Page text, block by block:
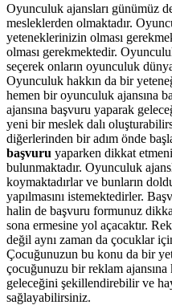
Oyunculuk ajansları günümüz
mesleklerden olmaktadır.
yeteneklerinizin olması
olması gerekmektedir.
seçerek onların oyunculuk
Oyunculuk hakkın da bir
hemen bir oyunculuk ajansına
ajansına başvuru yaparak
yeni bir meslek dalı
diğerlerinden bir adım önde
başvuru yaparken dikkat
bulunmaktadır. Oyunculuk
koymaktadırlar ve bunların
yapılmasını istemektedirler.
halin de başvuru formunuz
sona ermesine yol açacaktır.
değil aynı zaman da çocuklar
Çocuğunuzun bu konu da bir
çocuğunuzu bir reklam
geleceğini şekillendirebilir ve
sağlayabilirsiniz.